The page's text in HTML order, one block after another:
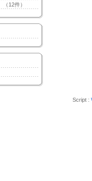
（12件）
Script :